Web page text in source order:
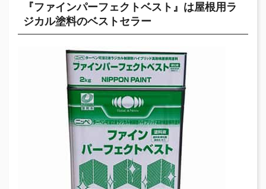
『ファインパーフェクトベスト』は屋根用ラ
ジカル塗料のベストセラー